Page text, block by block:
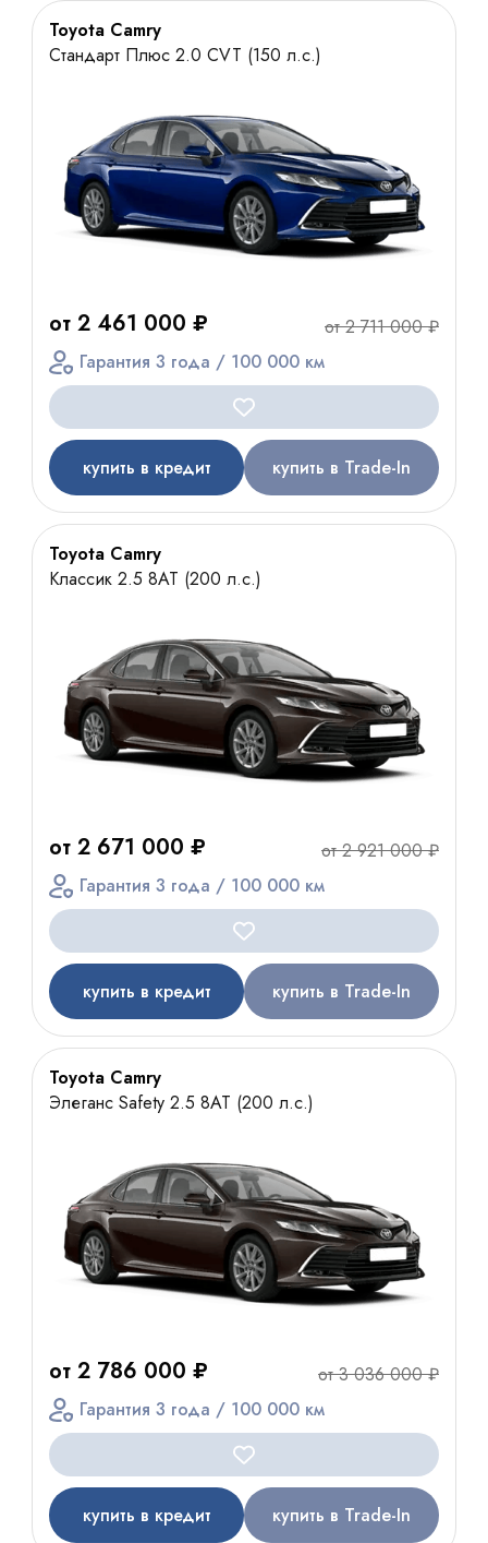
Toyota Camry
Стандарт Плюс 2.0 CVT (150 л.с.)
от 2 461 000 ₽
от 2 711 000 ₽
Гарантия 3 года / 100 000 км
купить в кредит купить в Trade-In
Toyota Camry
Классик 2.5 8АТ (200 л.с.)
от 2 671 000 ₽
от 2 921 000 ₽
Гарантия 3 года / 100 000 км
купить в кредит купить в Trade-In
Toyota Camry
Элеганс Safety 2.5 8АТ (200 л.с.)
от 2 786 000 ₽
от 3 036 000 ₽
Гарантия 3 года / 100 000 км
купить в кредит купить в Trade-In